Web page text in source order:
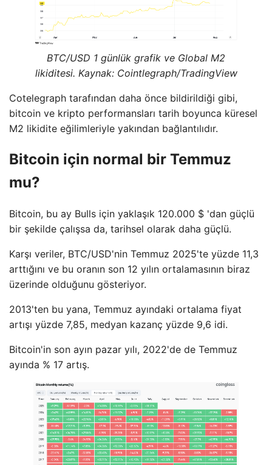
BTC/USD 1 günlük grafik ve Global M2
likiditesi. Kaynak: Cointlegraph/TradingView
Cotelegraph tarafından daha önce bildirildiği gibi,
bitcoin ve kripto performansları tarih boyunca küresel
M2 likidite eğilimleriyle yakından bağlantılıdır.
Bitcoin için normal bir Temmuz
mu?
Bitcoin, bu ay Bulls için yaklaşık 120.000 $ 'dan güçlü
bir şekilde çalışsa da, tarihsel olarak daha güçlü.
Karşı veriler, BTC/USD'nin Temmuz 2025'te yüzde 11,3
arttığını ve bu oranın son 12 yılın ortalamasının biraz
üzerinde olduğunu gösteriyor.
2013'ten bu yana, Temmuz ayındaki ortalama fiyat
artışı yüzde 7,85, medyan kazanç yüzde 9,6 idi.
Bitcoin'in son ayın pazar yılı, 2022'de de Temmuz
ayında % 17 artış.